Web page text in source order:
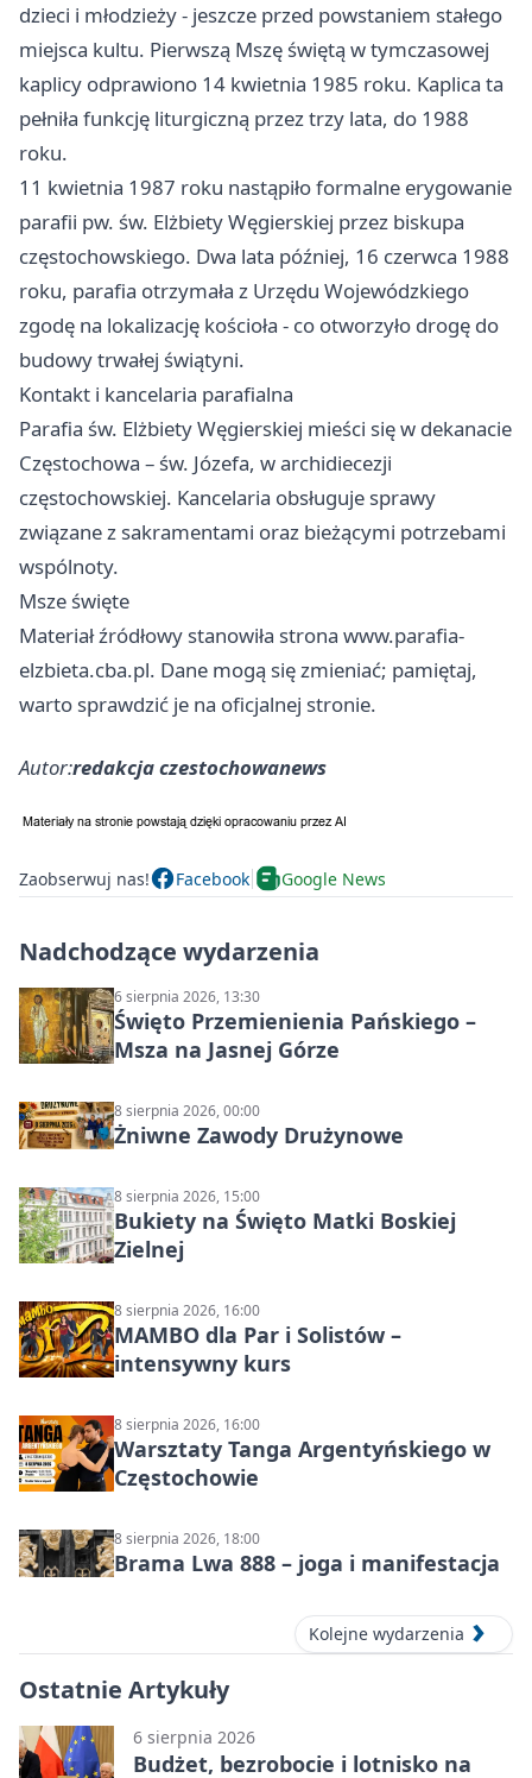
dzieci i młodzieży - jeszcze przed powstaniem stałego
miejsca kultu. Pierwszą Mszę świętą w tymczasowej
kaplicy odprawiono 14 kwietnia 1985 roku. Kaplica ta
pełniła funkcję liturgiczną przez trzy lata, do 1988
roku.
11 kwietnia 1987 roku nastąpiło formalne erygowanie
parafii pw. św. Elżbiety Węgierskiej przez biskupa
częstochowskiego. Dwa lata później, 16 czerwca 1988
roku, parafia otrzymała z Urzędu Wojewódzkiego
zgodę na lokalizację kościoła - co otworzyło drogę do
budowy trwałej świątyni.
Kontakt i kancelaria parafialna
Parafia św. Elżbiety Węgierskiej mieści się w dekanacie
Częstochowa – św. Józefa, w archidiecezji
częstochowskiej. Kancelaria obsługuje sprawy
związane z sakramentami oraz bieżącymi potrzebami
wspólnoty.
Msze święte
Materiał źródłowy stanowiła strona www.parafia-
elzbieta.cba.pl. Dane mogą się zmieniać; pamiętaj,
warto sprawdzić je na oficjalnej stronie.
Autor:redakcja czestochowanews
Zaobserwuj nas! Facebook Google News
Nadchodzące wydarzenia
6 sierpnia 2026, 13:30
Święto Przemienienia Pańskiego –
Msza na Jasnej Górze
8 sierpnia 2026, 00:00
Żniwne Zawody Drużynowe
8 sierpnia 2026, 15:00
Bukiety na Święto Matki Boskiej
Zielnej
8 sierpnia 2026, 16:00
MAMBO dla Par i Solistów –
intensywny kurs
8 sierpnia 2026, 16:00
Warsztaty Tanga Argentyńskiego w
Częstochowie
8 sierpnia 2026, 18:00
Brama Lwa 888 – joga i manifestacja
Kolejne wydarzenia
Ostatnie Artykuły
6 sierpnia 2026
Budżet, bezrobocie i lotnisko na